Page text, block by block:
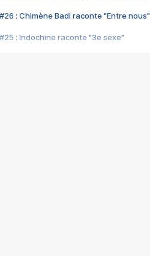
#26 : Chimène Badi raconte "Entre nous"
#25 : Indochine raconte "3e sexe"